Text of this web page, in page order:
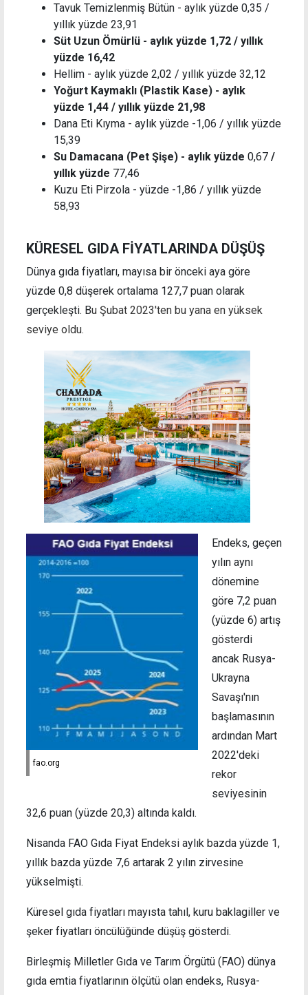
Tavuk Temizlenmiş Bütün - aylık yüzde 0,35 /
yıllık yüzde 23,91
Süt Uzun Ömürlü - aylık yüzde 1,72 / yıllık
yüzde 16,42
Hellim - aylık yüzde 2,02 / yıllık yüzde 32,12
Yoğurt Kaymaklı (Plastik Kase) - aylık
yüzde 1,44 / yıllık yüzde 21,98
Dana Eti Kıyma - aylık yüzde -1,06 / yıllık yüzde
15,39
Su Damacana (Pet Şişe) - aylık yüzde 0,67 /
yıllık yüzde 77,46
Kuzu Eti Pirzola - yüzde -1,86 / yıllık yüzde
58,93
KÜRESEL GIDA FİYATLARINDA DÜŞÜŞ
Dünya gıda fiyatları, mayısa bir önceki aya göre
yüzde 0,8 düşerek ortalama 127,7 puan olarak
gerçekleşti. Bu Şubat 2023'ten bu yana en yüksek
seviye oldu.
fao.org
Endeks, geçen
yılın aynı
dönemine
göre 7,2 puan
(yüzde 6) artış
gösterdi
ancak Rusya-
Ukrayna
Savaşı'nın
başlamasının
ardından Mart
2022'deki
rekor
seviyesinin
32,6 puan (yüzde 20,3) altında kaldı.
Nisanda FAO Gıda Fiyat Endeksi aylık bazda yüzde 1,
yıllık bazda yüzde 7,6 artarak 2 yılın zirvesine
yükselmişti.
Küresel gıda fiyatları mayısta tahıl, kuru baklagiller ve
şeker fiyatları öncülüğünde düşüş gösterdi.
Birleşmiş Milletler Gıda ve Tarım Örgütü (FAO) dünya
gıda emtia fiyatlarının ölçütü olan endeks, Rusya-